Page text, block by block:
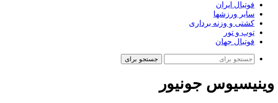
فوتبال ایران
سایر ورزشها
کشتی و وزنه برداری
توپ و تور
فوتبال جهان
جستجو برای
وینیسیوس جونیور